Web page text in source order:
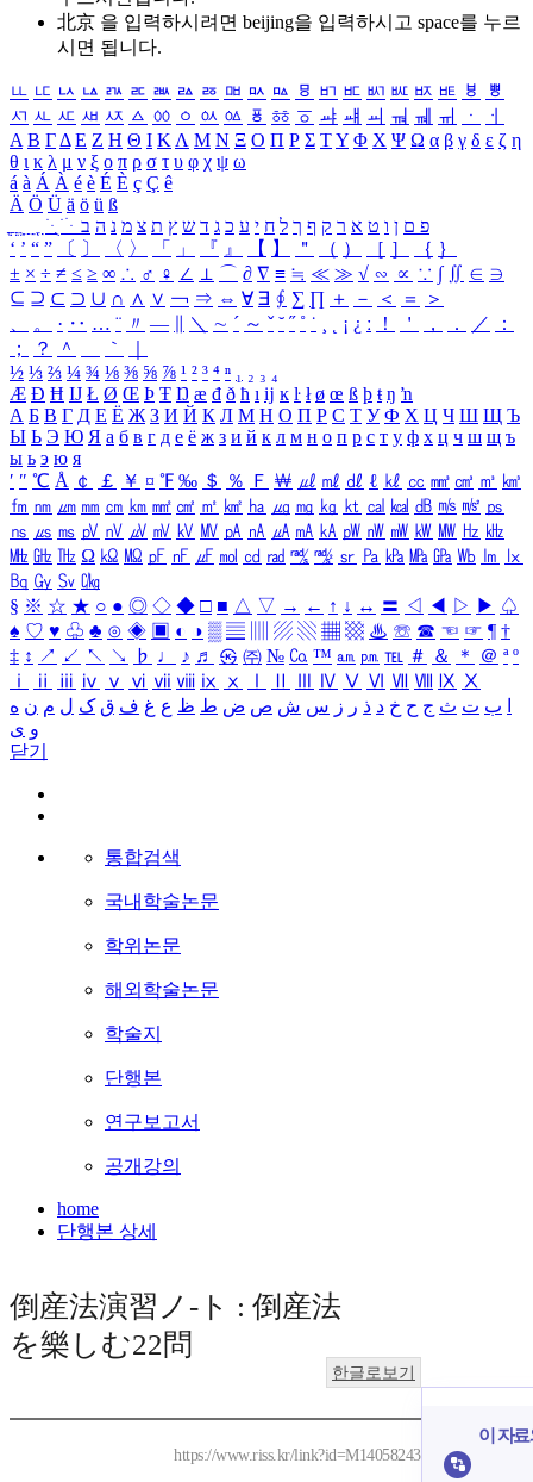
北京 을 입력하시려면 beijing을 입력하시고 space를 누르
시면 됩니다.
ㅥ ㅦ ㅧ ㅨ ㅩ ㅪ ㅫ ㅬ ㅭ ㅮ ㅯ ㅰ ㅱ ㅲ ㅳ ㅴ ㅵ ㅶ ㅷ ㅸ
ㅹ
ㅺ ㅻ ㅼ ㅽ ㅾ ㅿ ㆀ ㆁ ㆂ ㆃ ㆄ ㆅ ㆆ ㆇ ㆈ ㆉ ㆊ ㆋ ㆌ ㆍ
ㆎ
Α Β ΓΔ Ε Ζ Η Θ Ι ΚΛ Μ Ν Ξ Ο Π Ρ Σ ΤΥ Φ Χ Ψ Ω α β γ δ ε ζ η
θ ι κ λ μ ν ξ ο π ρ σ τ υ φ χ ψ ω
á à Á À é è É È ç Ç ê
Ä Ö Ü ä ö ü ß
ִֶֹ ֻּ ׁׂ פ ם ן ו ט א ר ק ף ך ל ח י ע כ ג ד ש ץ ת צ מ נ ה ב
‘ ’ “ ” 〔 〕 〈 〉 「 」 『 』 【 】 ＂ （ ） ［ ］ ｛ ｝
± × ÷ ≠ ≤ ≥ ∞ ∴ ♂ ♀ ∠ ⊥ ⌒ ∂ ∇ ≡ ≒ ≪ ≫ √ ∽ ∝ ∵ ∫ ∬ ∈ ∋
⊆ ⊇ ⊂ ⊃ ∪ ∩ ∧ ∨ ￢ ⇒ ⇔ ∀ ∃ ∮ ∑ ∏ ＋ － ＜ ＝
＞
、
。 · ‥ … ¨ 〃 ― ＼ ∼ ´ ～ ˇ ˘ ˝ ˚ ˙ ¸ ¡ ¿ ː ！ ＇ ， ． ／
：
；
？ ＾ ｀
½ ⅓ ⅔ ¼ ¾ ⅛ ⅜ ⅝ ⅞ ¹ ² ³ ⁴ ⁿ ₁ ₂ ₃ ₄
Æ Ð Ħ Ĳ Ł Ø Œ Þ Ŧ Ŋ æ đ ð ħ ı ĳ ĸ ŀ ł ø œ ß þ ŧ ŋ ŉ
А Б В Г Д Е Ё Ж З И Й К Л М Н О П Р С Т У Ф Х Ц Ч Ш Щ Ъ
Ы Ь Э Ю Я а б в г д е ё ж з и й к л м н о п р с т у ф х ц ч ш щ ъ
ы ь э ю я
′ ″ ℃ Å ￠ ￡ ￥ ¤ ℉ ‰ ＄ ％ Ｆ ￦ ㎕ ㎖ ㎗ ℓ ㎘ ㏄ ㎣ ㎤ ㎥ ㎦
㎙ ㎚ ㎛ ㎜ ㎝ ㎞ ㎟ ㎠ ㎡ ㎢ ㏊ ㎍ ㎎ ㎏ ㏏ ㎈ ㎉ ㏈ ㎧ ㎨ ㎰
㎱ ㎲ ㎳ ㎴ ㎵ ㎶ ㎷ ㎸ ㎹ ㎀ ㎁ ㎂ ㎃ ㎄ ㎺ ㎻ ㎽ ㎾ ㎿ ㎐ ㎑
㎒ ㎓ ㎔ Ω ㏀ ㏁ ㎊ ㎋ ㎌ ㏖ ㏅ ㎭ ㎮ ㎯ ㏛ ㎩ ㎪ ㎫ ㎬ ㏝ ㏐
㏓
㏃ ㏉ ㏜ ㏆
§ ※ ☆ ★ ○ ● ◎ ◇ ◆ □ ■ △ ▽ → ← ↑ ↓ ↔ 〓 ◁ ◀ ▷ ▶ ♤
♠ ♡ ♥ ♧ ♣ ⊙ ◈ ▣ ◐ ◑ ▒ ▤ ▨ ▧ ▦ ▩ ♨ ☏ ☎ ☜ ☞ ¶ †
‡ ↕ ↗ ↙ ↖ ↘ ♭ ♩ ♪ ♬ ㉿ ㈜ № ㏇ ™ ㏂ ㏘ ℡ ＃ ＆ ＊ ＠ ª º
ⅰ
ⅱ ⅲ ⅳ ⅴ ⅵ ⅶ ⅷ ⅸ ⅹ Ⅳ Ⅴ Ⅵ Ⅶ Ⅷ Ⅸ Ⅹ
ب ت ث ج ح خ د ذ ر ز س ش ص ض ط ظ ع غ ف ق ک ل م ن ه
و ی
닫기
통합검색
국내학술논문
학위논문
해외학술논문
학술지
단행본
연구보고서
공개강의
home
단행본 상세
倒産法演習ノ-ト : 倒産法
を樂しむ22問
한글로보기
https://www.riss.kr/link?id=M14058243
이 자